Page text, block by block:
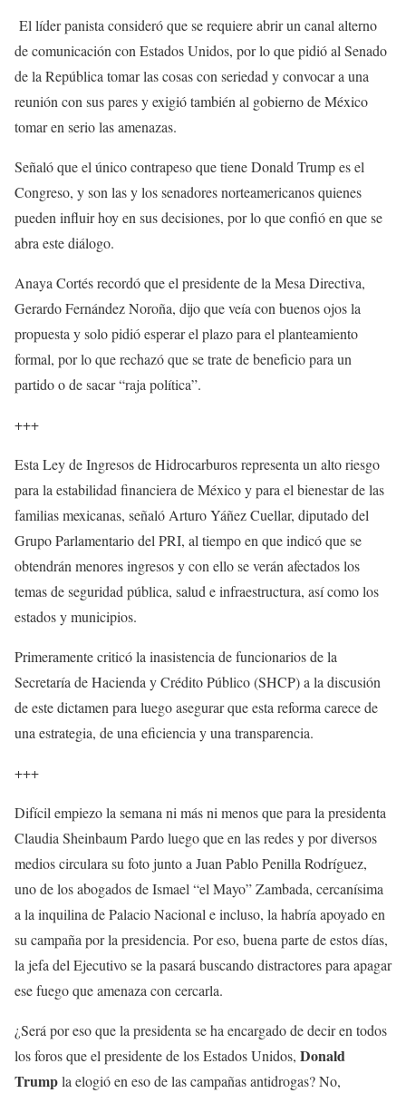
El líder panista consideró que se requiere abrir un canal alterno
de comunicación con Estados Unidos, por lo que pidió al Senado
de la República tomar las cosas con seriedad y convocar a una
reunión con sus pares y exigió también al gobierno de México
tomar en serio las amenazas.
Señaló que el único contrapeso que tiene Donald Trump es el
Congreso, y son las y los senadores norteamericanos quienes
pueden influir hoy en sus decisiones, por lo que confió en que se
abra este diálogo.
Anaya Cortés recordó que el presidente de la Mesa Directiva,
Gerardo Fernández Noroña, dijo que veía con buenos ojos la
propuesta y solo pidió esperar el plazo para el planteamiento
formal, por lo que rechazó que se trate de beneficio para un
partido o de sacar “raja política”.
+++
Esta Ley de Ingresos de Hidrocarburos representa un alto riesgo
para la estabilidad financiera de México y para el bienestar de las
familias mexicanas, señaló Arturo Yáñez Cuellar, diputado del
Grupo Parlamentario del PRI, al tiempo en que indicó que se
obtendrán menores ingresos y con ello se verán afectados los
temas de seguridad pública, salud e infraestructura, así como los
estados y municipios.
Primeramente criticó la inasistencia de funcionarios de la
Secretaría de Hacienda y Crédito Público (SHCP) a la discusión
de este dictamen para luego asegurar que esta reforma carece de
una estrategia, de una eficiencia y una transparencia.
+++
Difícil empiezo la semana ni más ni menos que para la presidenta
Claudia Sheinbaum Pardo luego que en las redes y por diversos
medios circulara su foto junto a Juan Pablo Penilla Rodríguez,
uno de los abogados de Ismael “el Mayo” Zambada, cercanísima
a la inquilina de Palacio Nacional e incluso, la habría apoyado en
su campaña por la presidencia. Por eso, buena parte de estos días,
la jefa del Ejecutivo se la pasará buscando distractores para apagar
ese fuego que amenaza con cercarla.
¿Será por eso que la presidenta se ha encargado de decir en todos
los foros que el presidente de los Estados Unidos, Donald
Trumpla elogió en eso de las campañas antidrogas? No,